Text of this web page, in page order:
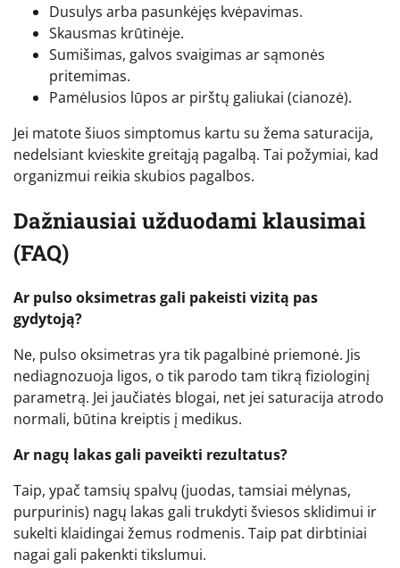
Dusulys arba pasunkėjęs kvėpavimas.
Skausmas krūtinėje.
Sumišimas, galvos svaigimas ar sąmonės
pritemimas.
Pamėlusios lūpos ar pirštų galiukai (cianozė).
Jei matote šiuos simptomus kartu su žema saturacija,
nedelsiant kvieskite greitąją pagalbą. Tai požymiai, kad
organizmui reikia skubios pagalbos.
Dažniausiai užduodami klausimai
(FAQ)
Ar pulso oksimetras gali pakeisti vizitą pas
gydytoją?
Ne, pulso oksimetras yra tik pagalbinė priemonė. Jis
nediagnozuoja ligos, o tik parodo tam tikrą fiziologinį
parametrą. Jei jaučiatės blogai, net jei saturacija atrodo
normali, būtina kreiptis į medikus.
Ar nagų lakas gali paveikti rezultatus?
Taip, ypač tamsių spalvų (juodas, tamsiai mėlynas,
purpurinis) nagų lakas gali trukdyti šviesos sklidimui ir
sukelti klaidingai žemus rodmenis. Taip pat dirbtiniai
nagai gali pakenkti tikslumui.